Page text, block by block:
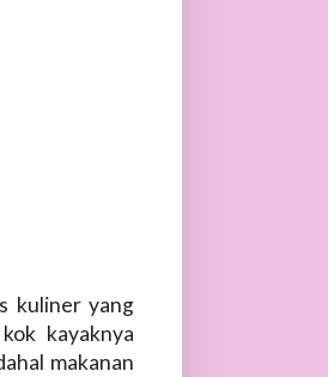
kuliner yang
kayaknya
makanan